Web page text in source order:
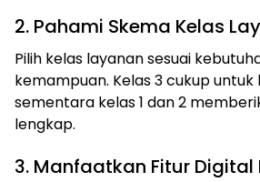
2. Pahami Skema Kelas
Pilih kelas layanan sesuai
kemampuan. Kelas 3 cukup untuk
sementara kelas 1 dan 2
lengkap.
3. Manfaatkan Fitur Digital